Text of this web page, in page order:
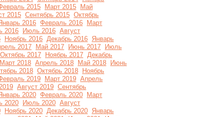
2015 Март 2015
Май
2015 Сентябрь 2015 Октябрь
2016 Февраль 2016
Март
2016 Июль 2016 Август
Ноябрь 2016 Декабрь 2016 Январь
2017 Май 2017 Июнь 2017
Июль
Октябрь 2017 Ноябрь 2017 Декабрь
Март 2018 Апрель 2018 Май 2018
Июнь
2018 Октябрь 2018
Ноябрь
2019 Март 2019 Апрель
Август 2019 Сентябрь
2020 Февраль 2020
Март
2020 Июль 2020 Август
Ноябрь 2020 Декабрь 2020 Январь